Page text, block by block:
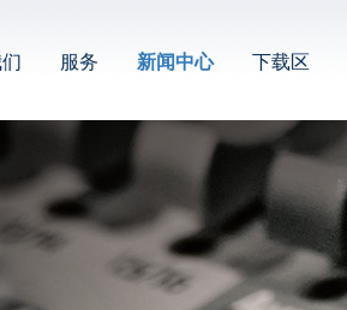
服务 新闻中心 下载区